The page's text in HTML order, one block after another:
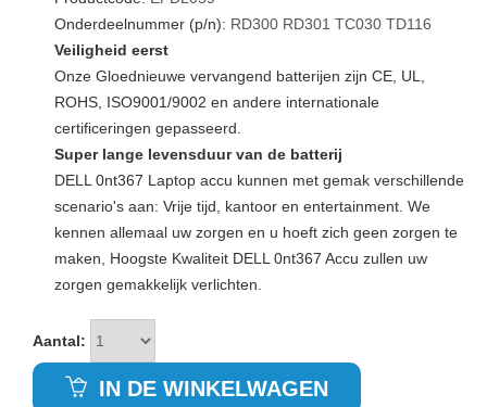
Onderdeelnummer (p/n): RD300 RD301 TC030 TD116
Veiligheid eerst
Onze Gloednieuwe vervangend batterijen zijn CE, UL,
ROHS, ISO9001/9002 en andere internationale
certificeringen gepasseerd.
Super lange levensduur van de batterij
DELL 0nt367 Laptop accu kunnen met gemak verschillende
scenario's aan: Vrije tijd, kantoor en entertainment. We
kennen allemaal uw zorgen en u hoeft zich geen zorgen te
maken, Hoogste Kwaliteit DELL 0nt367 Accu zullen uw
zorgen gemakkelijk verlichten.
Aantal:
IN DE WINKELWAGEN